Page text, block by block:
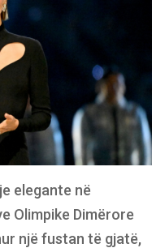
elegante në
Olimpike Dimërore
një fustan të gjatë,